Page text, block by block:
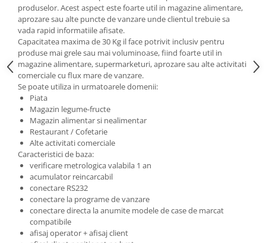
produselor. Acest aspect este foarte util in magazine alimentare,
aprozare sau alte puncte de vanzare unde clientul trebuie sa
vada rapid informatiile afisate.
Capacitatea maxima de 30 Kg il face potrivit inclusiv pentru
produse mai grele sau mai voluminoase, fiind foarte util in
magazine alimentare, supermarketuri, aprozare sau alte activitati
comerciale cu flux mare de vanzare.
Se poate utiliza in urmatoarele domenii:
Piata
Magazin legume-fructe
Magazin alimentar si nealimentar
Restaurant / Cofetarie
Alte activitati comerciale
Caracteristici de baza:
verificare metrologica valabila 1 an
acumulator reincarcabil
conectare RS232
conectare la programe de vanzare
conectare directa la anumite modele de case de marcat
compatibile
afisaj operator + afisaj client